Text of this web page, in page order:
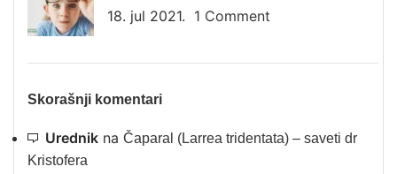
18. jul 2021. 1 Comment
Skorašnji komentari
Urednik na Čaparal (Larrea tridentata) – saveti dr
Kristofera